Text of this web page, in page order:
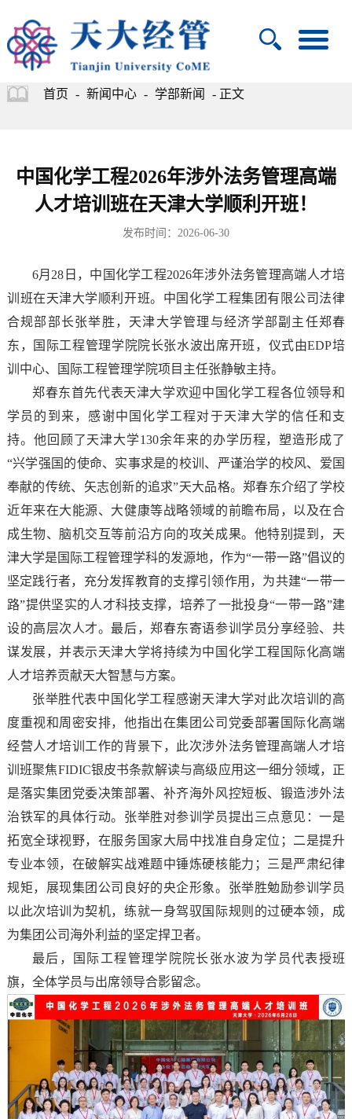
首页 - 新闻中心 - 学部新闻 - 正文
中国化学工程2026年涉外法务管理高端
人才培训班在天津大学顺利开班！
发布时间：2026-06-30
6月28日，中国化学工程2026年涉外法务管理高端人才培
训班在天津大学顺利开班。中国化学工程集团有限公司法律
合规部部长张举胜，天津大学管理与经济学部副主任郑春
东，国际工程管理学院院长张水波出席开班，仪式由EDP培
训中心、国际工程管理学院项目主任张静敏主持。
郑春东首先代表天津大学欢迎中国化学工程各位领导和
学员的到来，感谢中国化学工程对于天津大学的信任和支
持。他回顾了天津大学130余年来的办学历程，塑造形成了
“兴学强国的使命、实事求是的校训、严谨治学的校风、爱国
奉献的传统、矢志创新的追求”天大品格。郑春东介绍了学校
近年来在大能源、大健康等战略领域的前瞻布局，以及在合
成生物、脑机交互等前沿方向的攻关成果。他特别提到，天
津大学是国际工程管理学科的发源地，作为“一带一路”倡议的
坚定践行者，充分发挥教育的支撑引领作用，为共建“一带一
路”提供坚实的人才科技支撑，培养了一批投身“一带一路”建
设的高层次人才。最后，郑春东寄语参训学员分享经验、共
谋发展，并表示天津大学将持续为中国化学工程国际化高端
人才培养贡献天大智慧与方案。
张举胜代表中国化学工程感谢天津大学对此次培训的高
度重视和周密安排，他指出在集团公司党委部署国际化高端
经营人才培训工作的背景下，此次涉外法务管理高端人才培
训班聚焦FIDIC银皮书条款解读与高级应用这一细分领域，正
是落实集团党委决策部署、补齐海外风控短板、锻造涉外法
治铁军的具体行动。张举胜对参训学员提出三点意见：一是
拓宽全球视野，在服务国家大局中找准自身定位；二是提升
专业本领，在破解实战难题中锤炼硬核能力；三是严肃纪律
规矩，展现集团公司良好的央企形象。张举胜勉励参训学员
以此次培训为契机，练就一身驾驭国际规则的过硬本领，成
为集团公司海外利益的坚定捍卫者。
最后，国际工程管理学院院长张水波为学员代表授班
旗，全体学员与出席领导合影留念。